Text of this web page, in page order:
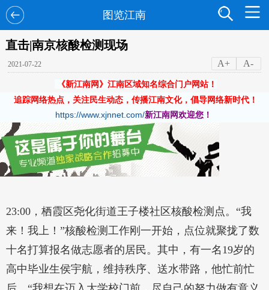
图览江南
直击|南京核酸检测现场
2021-07-22 A+ A-
《新江南网》江南区域知名综合门户网站！
追踪网络热点，关注民生动态，传播江南文化，倡导网络新时代！
https://www.xjnnet.com/新江南网欢迎您！
23:00，栖霞区尧化街道王子楼社区核酸检测点。“我
来！我上！”核酸检测工作刚一开始，点位就聚拢了数
十名打算报名做志愿者的居民。其中，有一名19岁的
高中毕业生侯宇航，维持秩序、送水带路，他忙前忙